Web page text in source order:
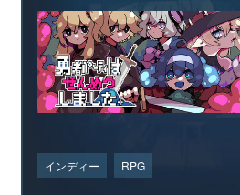
インディー RPG